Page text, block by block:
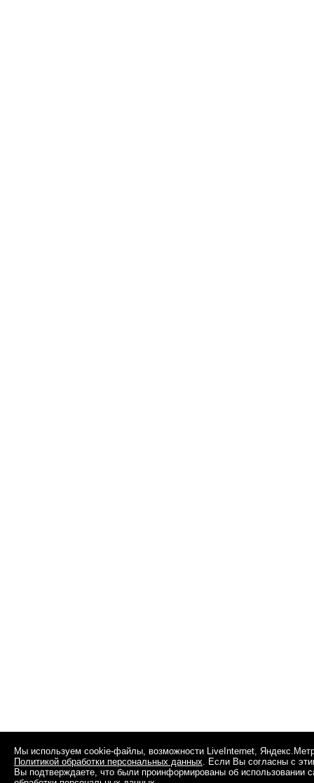
Мы используем cookie-файлы, возможности LiveInternet,
Политикой обработки персональных данных. Если Вы согласны с
Вы подтверждаете, что были проинформированы об